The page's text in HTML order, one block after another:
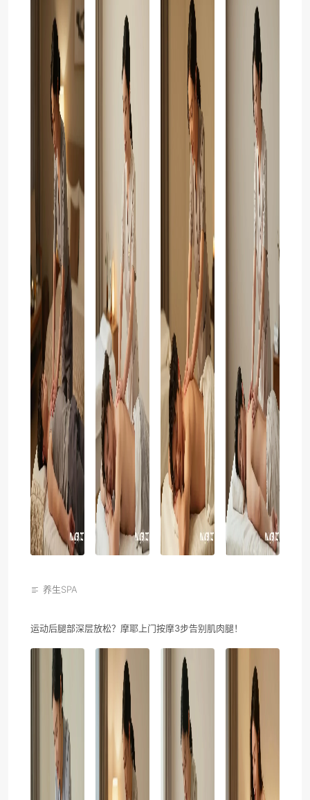
养生SPA
运动后腿部深层放松？摩耶上门按摩3步告别肌肉腿！